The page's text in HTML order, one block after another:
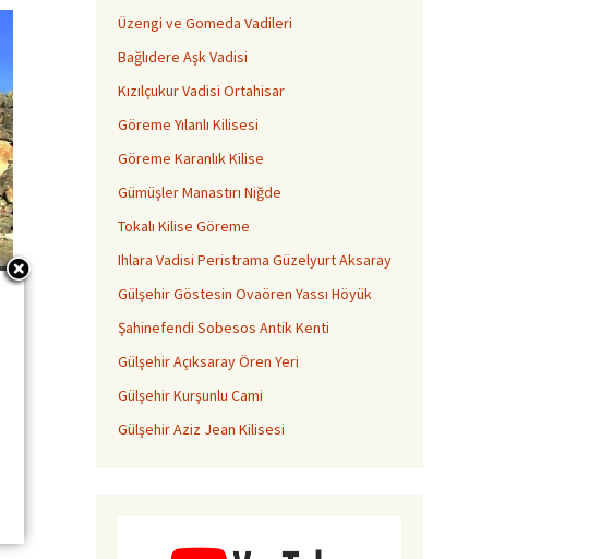
Üzengi ve Gomeda Vadileri
Bağlıdere Aşk Vadisi
Kızılçukur Vadisi Ortahisar
Göreme Yılanlı Kilisesi
Göreme Karanlık Kilise
Gümüşler Manastırı Niğde
Tokalı Kilise Göreme
Ihlara Vadisi Peristrama Güzelyurt Aksaray
Gülşehir Göstesin Ovaören Yassı Höyük
Şahinefendi Sobesos Antik Kenti
Gülşehir Açıksaray Ören Yeri
Gülşehir Kurşunlu Cami
Gülşehir Aziz Jean Kilisesi